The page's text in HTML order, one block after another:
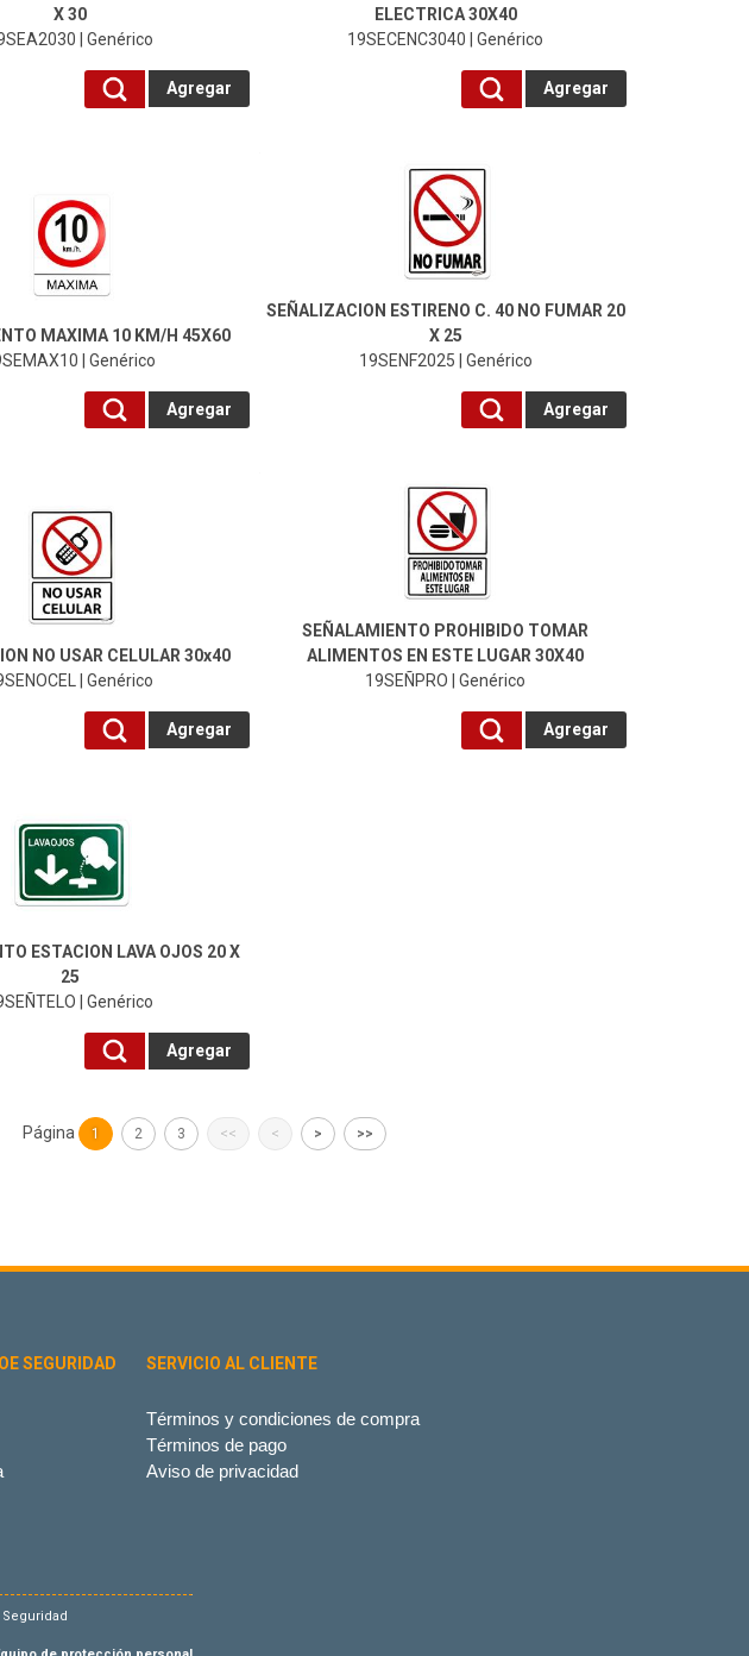
X 30
| Genérico
Agregar
ELECTRICA 30X40
19SECENC3040 | Genérico
Agregar
MAXIMA 10 KM/H 45X60
| Genérico
Agregar
SEÑALIZACION ESTIRENO C. 40 NO FUMAR 20
X 25
19SENF2025 | Genérico
Agregar
NO USAR CELULAR 30x40
| Genérico
Agregar
SEÑALAMIENTO PROHIBIDO TOMAR
ALIMENTOS EN ESTE LUGAR 30X40
19SEÑPRO | Genérico
Agregar
ESTACION LAVA OJOS 20 X
25
| Genérico
Agregar
Página 1 2 3 << < > >>
SEGURIDAD SERVICIO AL CLIENTE
Términos y condiciones de compra
Términos de pago
Aviso de privacidad